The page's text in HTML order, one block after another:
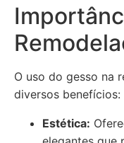
O uso do gesso na
diversos benefícios:
Estética: